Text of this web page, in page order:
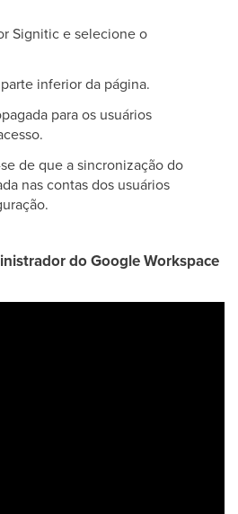
Signitic e selecione o
inferior da página.
para os usuários
de que a sincronização do
nas contas dos usuários
do Google Workspace